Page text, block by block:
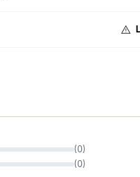
(0)
(0)